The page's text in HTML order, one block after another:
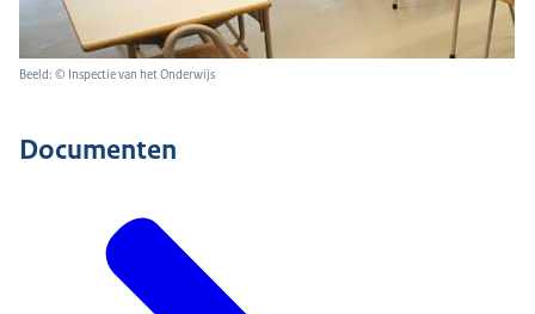
Beeld: © Inspectie van het Onderwijs
Documenten